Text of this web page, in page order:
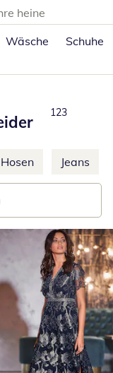
heine
Wäsche Schuhe
Produkte
123
Hosen Jeans